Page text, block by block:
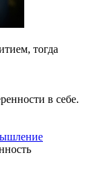
тогда
в себе.